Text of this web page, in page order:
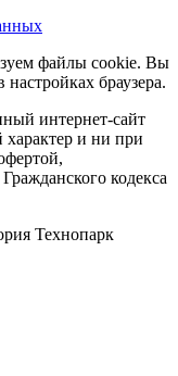
файлы cookie. Вы
браузера.
интернет-сайт
и ни при
кодекса
Технопарк